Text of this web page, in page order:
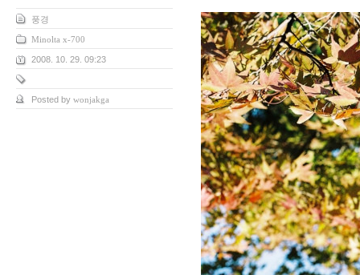
풍경
Minolta x-700
2008. 10. 29. 09:23
Posted by wonjakga